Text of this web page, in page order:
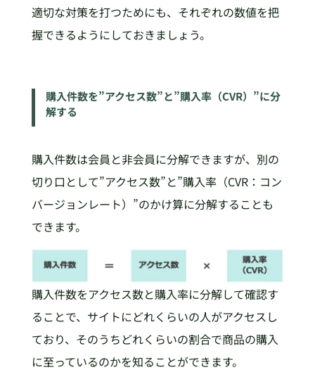
適切な対策を打つためにも、それぞれの数値を把
握できるようにしておきましょう。
購入件数を”アクセス数”と”購入率（CVR）”に分
解する
購入件数は会員と非会員に分解できますが、別の
切り口として”アクセス数”と”購入率（CVR：コン
バージョンレート）”のかけ算に分解することも
できます。
購入件数をアクセス数と購入率に分解して確認す
ることで、サイトにどれくらいの人がアクセスし
ており、そのうちどれくらいの割合で商品の購入
に至っているのかを知ることができます。